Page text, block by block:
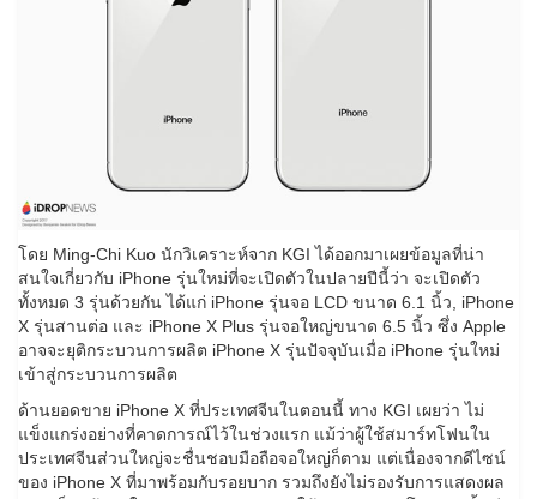
โดย Ming-Chi Kuo นักวิเคราะห์จาก KGI ได้ออกมาเผยข้อมูลที่น่า
สนใจเกี่ยวกับ iPhone รุ่นใหม่ที่จะเปิดตัวในปลายปีนี้ว่า จะเปิดตัว
ทั้งหมด 3 รุ่นด้วยกัน ได้แก่ iPhone รุ่นจอ LCD ขนาด 6.1 นิ้ว, iPhone
X รุ่นสานต่อ และ iPhone X Plus รุ่นจอใหญ่ขนาด 6.5 นิ้ว ซึ่ง Apple
อาจจะยุติกระบวนการผลิต iPhone X รุ่นปัจจุบันเมื่อ iPhone รุ่นใหม่
เข้าสู่กระบวนการผลิต
ด้านยอดขาย iPhone X ที่ประเทศจีนในตอนนี้ ทาง KGI เผยว่า ไม่
แข็งแกร่งอย่างที่คาดการณ์ไว้ในช่วงแรก แม้ว่าผู้ใช้สมาร์ทโฟนใน
ประเทศจีนส่วนใหญ่จะชื่นชอบมือถือจอใหญ่ก็ตาม แต่เนื่องจากดีไซน์
ของ iPhone X ที่มาพร้อมกับรอยบาก รวมถึงยังไม่รองรับการแสดงผล